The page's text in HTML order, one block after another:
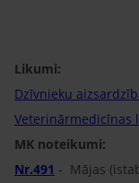
Likumi:
Dzīvnieku
Veterinārmedicīnas
MK noteikumi:
Nr.491 - Mājas